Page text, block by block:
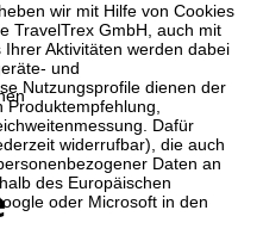
wir mit Hilfe von Cookies
TravelTrex GmbH, auch mit
Aktivitäten werden dabei
und
Nutzungsprofile dienen der
Produktempfehlung,
Dafür
widerrufbar), die auch
Daten an
des Europäischen
oder Microsoft in den